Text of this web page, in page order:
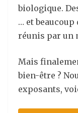
biologique.
… et beaucoup
réunis par un
Mais
bien-être ?
exposants,